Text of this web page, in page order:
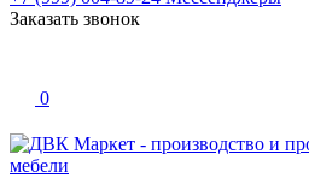
Заказать звонок
0